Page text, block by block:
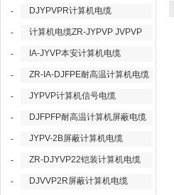
- DJYPVPR计算机电缆
- 计算机电缆ZR-JYPVP JVPVP
- IA-JYVP本安计算机电缆
- ZR-IA-DJFPE耐高温计算机电缆
- JYPVP计算机信号电缆
- DJFPFP耐高温计算机屏蔽电缆
- JYPV-2B屏蔽计算机电缆
- ZR-DJYVP22铠装计算机电缆
- DJVVP2R屏蔽计算机电缆